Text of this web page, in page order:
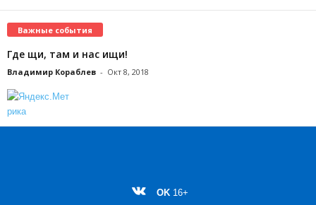
Важные события
Где щи, там и нас ищи!
Владимир Кораблев - Окт 8, 2018
OK 16+